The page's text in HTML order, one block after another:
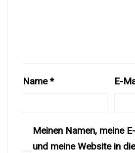
Name* E-
Meinen Namen, meine
und meine Website in